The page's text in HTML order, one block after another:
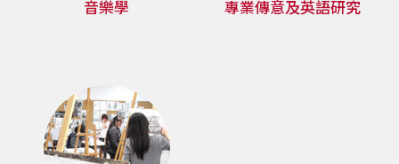
音樂學 專業傳意及英語研究